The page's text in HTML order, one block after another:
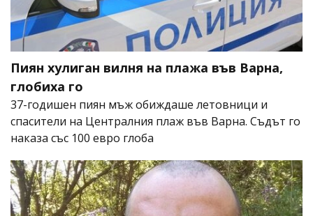
Пиян хулиган вилня на плажа във Варна,
глобиха го
37-годишен пиян мъж обиждаше летовници и
спасители на Централния плаж във Варна. Съдът го
наказа със 100 евро глоба